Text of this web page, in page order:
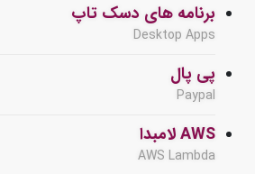
برنامه های دسک تاپ
Desktop Apps
پی پال
Paypal
AWS لامبدا
AWS Lambda